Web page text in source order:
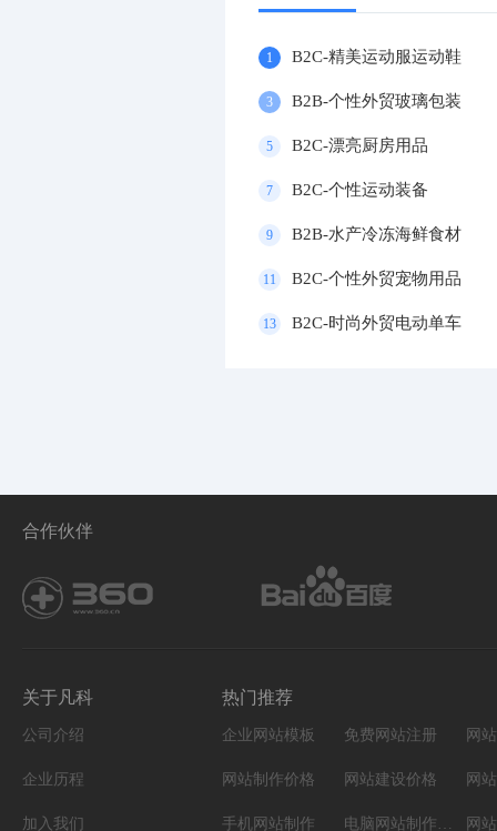
1 B2C-精美运动服运动鞋
3 B2B-个性外贸玻璃包装
5 B2C-漂亮厨房用品
7 B2C-个性运动装备
9 B2B-水产冷冻海鲜食材
11 B2C-个性外贸宠物用品
13 B2C-时尚外贸电动单车
合作伙伴
关于凡科
公司介绍
企业历程
加入我们
热门推荐
企业网站模板 免费网站注册 网
网站制作价格 网站建设价格 网
手机网站制作 电脑网站制作设计 网